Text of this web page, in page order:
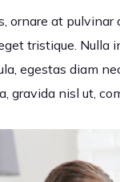
ornare at
tristique. Nulla
egestas diam
gravida nisl ut,